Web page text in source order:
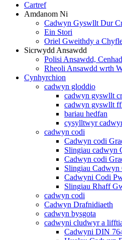
Cartref
Amdanom Ni
Cadwyn Gyswllt Dur
Ein Stori
Oriel Gweithdy a
Sicrwydd Ansawdd
Polisi Ansawdd,
Rheoli Ansawdd wrth
Cynhyrchion
cadwyn gloddio
cadwyn gyswllt
cadwyn gyswllt
bariau hedfan
cysylltwyr
cadwyn codi
Cadwyn codi
Slingiau cadwyn
Cadwyn codi
Slingiau Cadwyn
Cadwyni Codi
Slingiau Rhaff
cadwyn codi
Cadwyn Drafnidiaeth
cadwyn bysgota
cadwyni cludwyr a
Cadwyni DIN